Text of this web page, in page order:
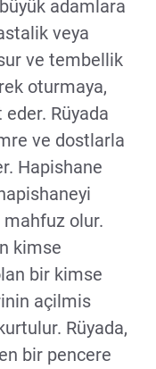
adamlara
veya
ve tembellik
oturmaya,
Rüyada
ve dostlarla
Hapishane
olur.
kimse
bir kimse
açilmis
Rüyada,
bir pencere